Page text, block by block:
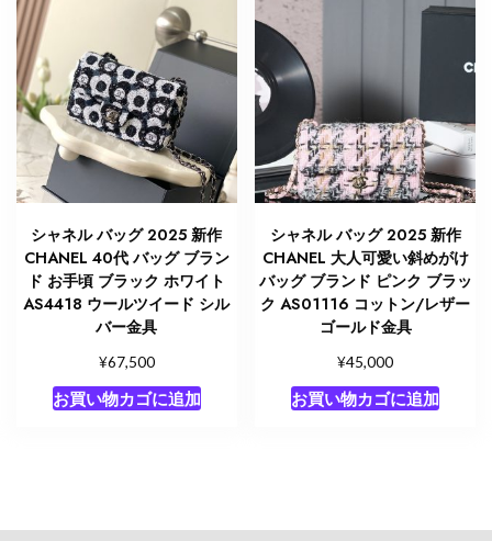
シャネル バッグ 2025 新作
CHANEL 40代 バッグ ブラン
ド お手頃 ブラック ホワイト
AS4418 ウールツイード シル
バー金具
¥67,500
お買い物カゴに追加
シャネル バッグ 2025 新作
CHANEL 大人可愛い斜めがけ
バッグ ブランド ピンク ブラッ
ク AS01116 コットン/レザー
ゴールド金具
¥45,000
お買い物カゴに追加